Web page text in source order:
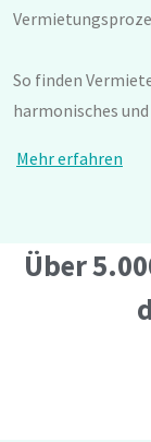
So finden
harmonisches
Mehr erfahren
Über